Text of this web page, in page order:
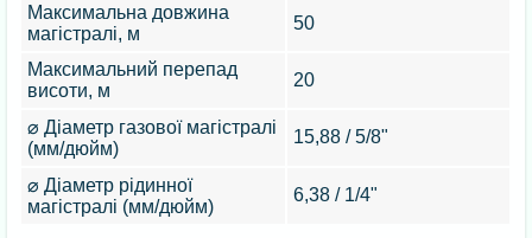
Максимальна довжина
магістралі, м
50
Максимальний перепад
висоти, м
20
⌀ Діаметр газової магістралі
(мм/дюйм)
15,88 / 5/8"
⌀ Діаметр рідинної
магістралі (мм/дюйм)
6,38 / 1/4"